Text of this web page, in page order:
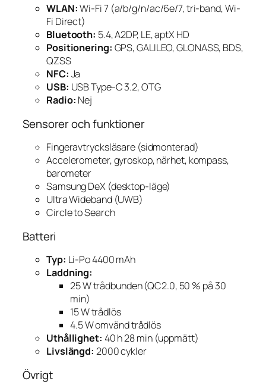
WLAN:Wi-Fi 7 (a/b/g/n/ac/6e/7, tri-band, Wi-
Fi Direct)
Bluetooth: 5.4, A2DP, LE, aptX HD
Positionering: GPS, GALILEO, GLONASS, BDS,
QZSS
NFC: Ja
USB: USB Type-C 3.2, OTG
Radio: Nej
Sensorer och funktioner
Fingeravtrycksläsare (sidmonterad)
Accelerometer, gyroskop, närhet, kompass,
barometer
Samsung DeX (desktop-läge)
Ultra Wideband (UWB)
Circle to Search
Batteri
Typ: Li-Po 4400 mAh
Laddning:
25 W trådbunden (QC2.0, 50 % på 30
min)
15 W trådlös
4.5 W omvänd trådlös
Uthållighet: 40 h 28 min (uppmätt)
Livslängd: 2000 cykler
Övrigt